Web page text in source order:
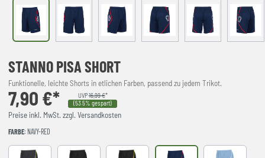
STANNO PISA SHORT
Funktionelle, leichte Shorts in etlichen Farben, passend zu jedem Trikot.
7,90 €* UVP16,99 €*
(53.5% gespart)
Preise inkl. MwSt. zzgl. Versandkosten
FARBE: NAVY-RED